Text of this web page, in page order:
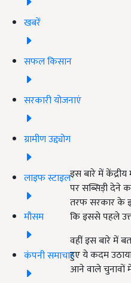
खबरें
सफल किसान
सरकारी योजनाएं
ग्रामीण उद्द्योग
लाइफ स्टाइल
मौसम
कंपनी समाचार
इस बारे में
पर सब्सिड़ी देने
तरफ सरकार के
कि इससे पहले
वहीं इस बारे में
हुए ये कदम उठाया
आने वाले चुनावों